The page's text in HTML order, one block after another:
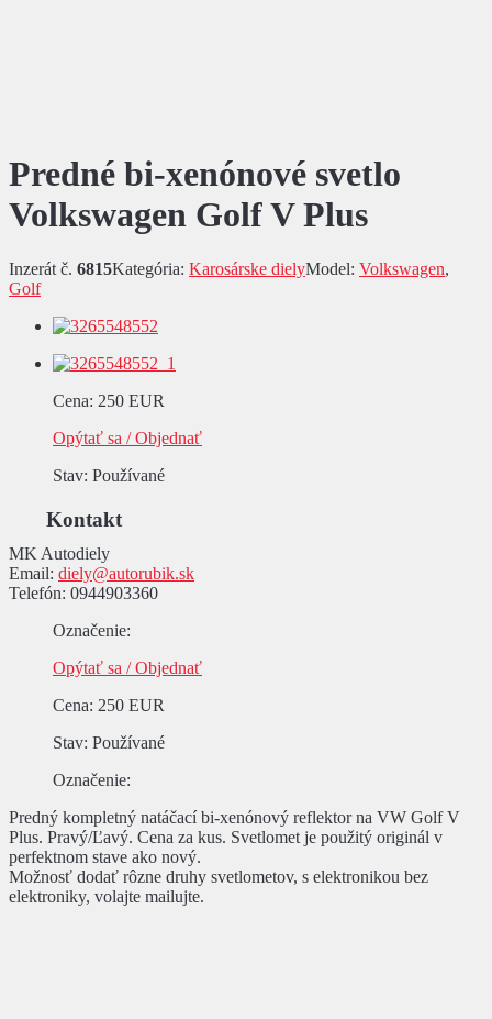
Predné bi-xenónové svetlo
Volkswagen Golf V Plus
Inzerát č. 6815Kategória: Karosárske dielyModel: Volkswagen,
Golf
Cena: 250 EUR
Opýtať sa / Objednať
Stav: Používané
Kontakt
MK Autodiely
Email: diely@autorubik.sk
Telefón: 0944903360
Označenie:
Opýtať sa / Objednať
Cena: 250 EUR
Stav: Používané
Označenie:
Predný kompletný natáčací bi-xenónový reflektor na VW Golf V
Plus. Pravý/Ľavý. Cena za kus. Svetlomet je použitý originál v
perfektnom stave ako nový.
Možnosť dodať rôzne druhy svetlometov, s elektronikou bez
elektroniky, volajte mailujte.